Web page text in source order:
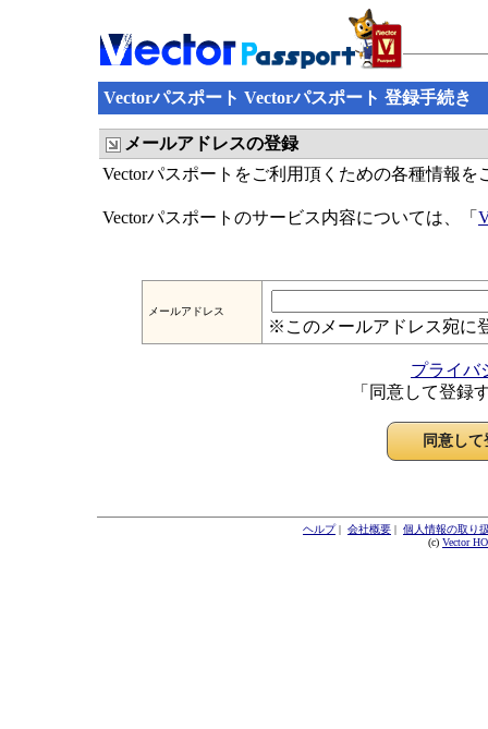
Vectorパスポート Vectorパスポート 登録手続き
メールアドレスの登録
Vectorパスポートをご利用頂くための各種情報を
Vectorパスポートのサービス内容については、「
メールアドレス
※このメールアドレス宛に
プライバ
「同意して登録
ヘルプ| 会社概要 | 個人情報の取り
(c) Vector